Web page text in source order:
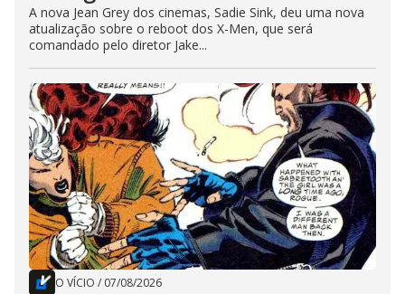
A nova Jean Grey dos cinemas, Sadie Sink, deu uma nova
atualização sobre o reboot dos X-Men, que será
comandado pelo diretor Jake...
O VÍCIO / 07/08/2026